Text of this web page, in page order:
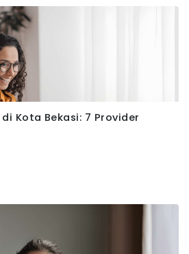
Kota Bekasi: 7 Provider